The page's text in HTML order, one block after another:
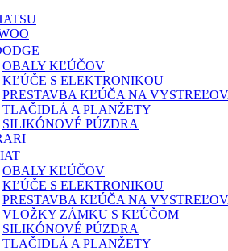
OBALY KĽÚČOV
KĽÚČE S ELEKTRONIKOU
PRESTAVBA KĽÚČA NA
TLAČIDLÁ A PLANŽETY
SILIKÓNOVÉ PÚZDRA
OBALY KĽÚČOV
KĽÚČE S ELEKTRONIKOU
PRESTAVBA KĽÚČA NA
VLOŽKY ZÁMKU S KĽÚČOM
SILIKÓNOVÉ PÚZDRA
TLAČIDLÁ A PLANŽETY